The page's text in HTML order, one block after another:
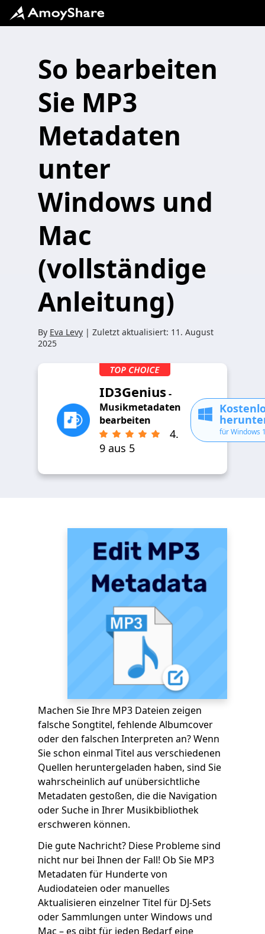
So bearbeiten
Sie MP3
Metadaten
unter
Windows und
Mac
(vollständige
Anleitung)
By Eva Levy | Zuletzt aktualisiert: 11. August
2025
ID3Genius -
Musikmetadaten
bearbeiten
4.
9 aus 5
für Windows
Machen Sie Ihre MP3 Dateien zeigen
falsche Songtitel, fehlende Albumcover
oder den falschen Interpreten an? Wenn
Sie schon einmal Titel aus verschiedenen
Quellen heruntergeladen haben, sind Sie
wahrscheinlich auf unübersichtliche
Metadaten gestoßen, die die Navigation
oder Suche in Ihrer Musikbibliothek
erschweren können.
Die gute Nachricht? Diese Probleme sind
nicht nur bei Ihnen der Fall! Ob Sie MP3
Metadaten für Hunderte von
Audiodateien oder manuelles
Aktualisieren einzelner Titel für DJ-Sets
oder Sammlungen unter Windows und
Mac – es gibt für jeden Bedarf eine